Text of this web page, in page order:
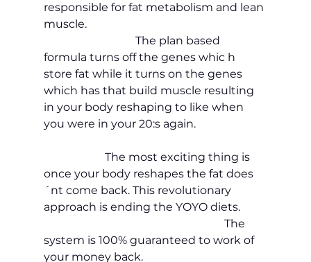
responsible for fat metabolism and lean
muscle.
The plan based
formula turns off the genes whic h
store fat while it turns on the genes
which has that build muscle resulting
in your body reshaping to like when
you were in your 20:s again.
The most exciting thing is
once your body reshapes the fat does
´nt come back. This revolutionary
approach is ending the YOYO diets.
The
system is 100% guaranteed to work of
your money back.